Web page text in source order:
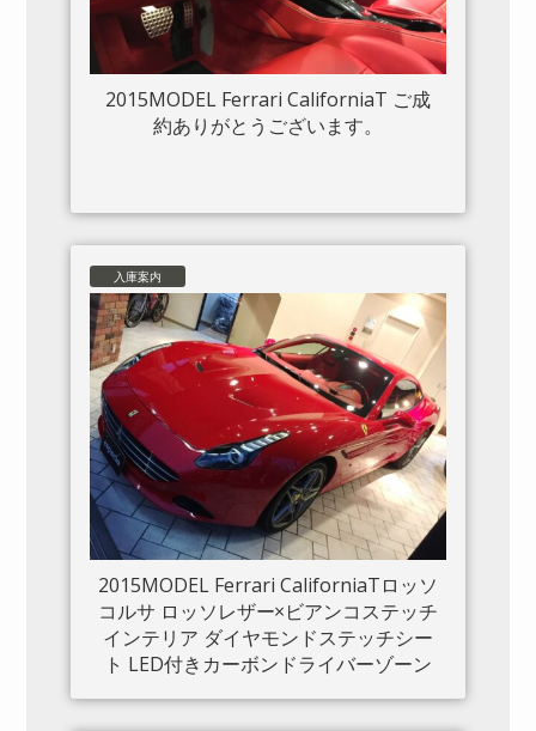
2015MODEL Ferrari CaliforniaT ご成
約ありがとうございます。
入庫案内
2015MODEL Ferrari CaliforniaTロッソ
コルサ ロッソレザー×ビアンコステッチ
インテリア ダイヤモンドステッチシー
ト LED付きカーボンドライバーゾーン